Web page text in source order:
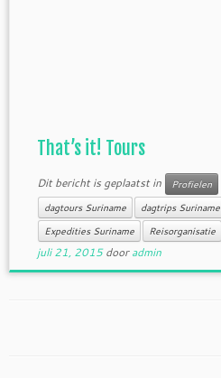
That’s it! Tours
Dit bericht is geplaatst in Profielen
dagtours Suriname
dagtrips Suriname
Expedities Suriname
Reisorganisatie
juli 21, 2015 dooradmin